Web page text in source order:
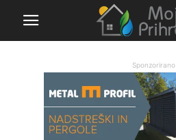
Sponzorirano